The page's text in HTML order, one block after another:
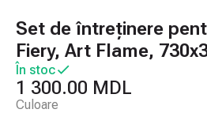
Set de întreținere
Fiery, Art Flame,
În stoc
1 300.00 MDL
Culoare